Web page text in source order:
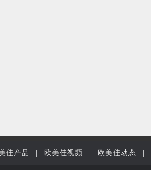
佳产品 欧美佳视频 欧美佳动态